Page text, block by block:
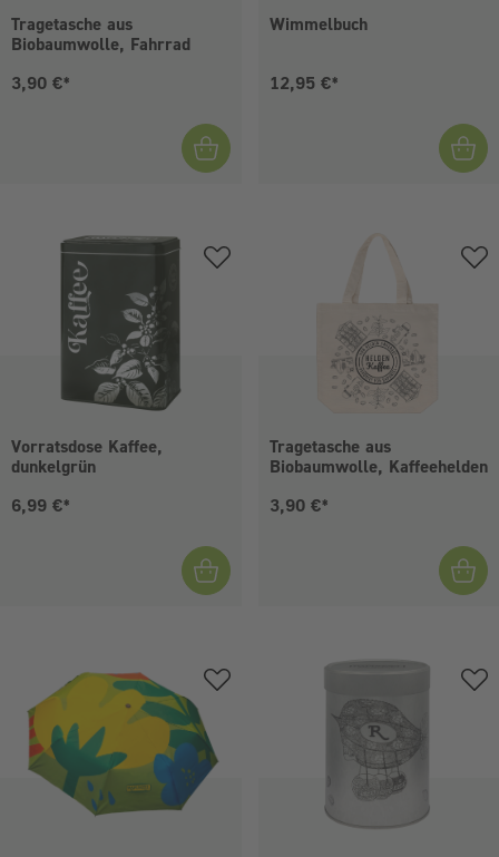
Tragetasche aus
Biobaumwolle, Fahrrad
Aktueller Preis:
3,90 €*
Wimmelbuch
Aktueller Preis:
12,95 €*
Vorratsdose Kaffee,
dunkelgrün
Aktueller Preis:
6,99 €*
Tragetasche aus
Biobaumwolle, Kaffeehelden
Aktueller Preis:
3,90 €*